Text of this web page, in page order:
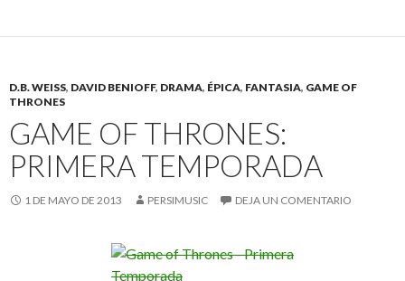
D.B. WEISS, DAVID BENIOFF, DRAMA, ÉPICA, FANTASIA, GAME OF
THRONES
GAME OF THRONES:
PRIMERA TEMPORADA
1 DE MAYO DE 2013 PERSIMUSIC DEJA UN COMENTARIO